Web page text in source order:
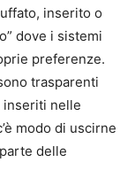
inserito o
dove i sistemi
preferenze.
trasparenti
inseriti nelle
modo di uscirne
delle